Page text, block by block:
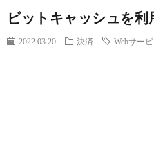
ビットキャッシュを利
2022.03.20 決済 Webサービ